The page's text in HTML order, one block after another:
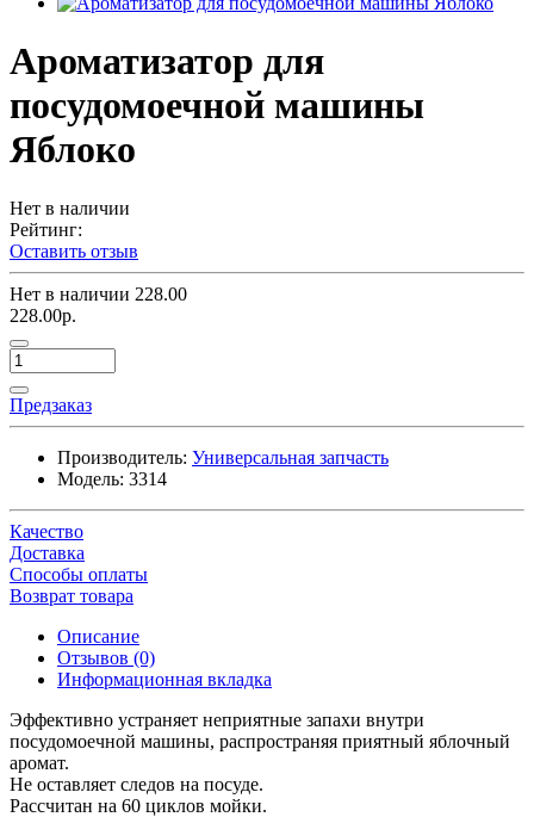
Ароматизатор для
посудомоечной машины
Яблоко
Нет в наличии
Рейтинг:
Оставить отзыв
Нет в наличии 228.00
228.00р.
Предзаказ
Производитель: Универсальная запчасть
Модель: 3314
Качество
Доставка
Способы оплаты
Возврат товара
Описание
Отзывов (0)
Информационная вкладка
Эффективно устраняет неприятные запахи внутри
посудомоечной машины, распространяя приятный яблочный
аромат.
Не оставляет следов на посуде.
Рассчитан на 60 циклов мойки.